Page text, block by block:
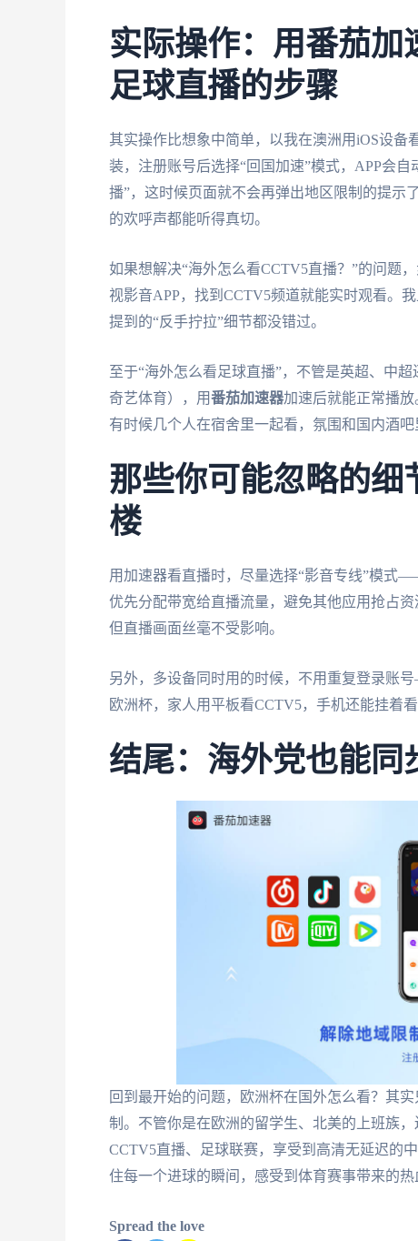
实际操作：用番茄加
足球直播的步骤
其实操作比想象中简单，以我在澳洲用iOS设备
装，注册账号后选择“回国加速”模式，APP会
播”，这时候页面就不会再弹出地区限制的提
的欢呼声都能听得真切。
如果想解决“海外怎么看CCTV5直播？”的问题
视影音APP，找到CCTV5频道就能实时观看。
提到的“反手拧拉”细节都没错过。
至于“海外怎么看足球直播”，不管是英超、中
奇艺体育），用番茄加速器加速后就能正常播放
有时候几个人在宿舍里一起看，氛围和国内酒吧
那些你可能忽略的细
楼
用加速器看直播时，尽量选择“影音专线”模式
优先分配带宽给直播流量，避免其他应用抢占
但直播画面丝毫不受影响。
另外，多设备同时用的时候，不用重复登录账
欧洲杯，家人用平板看CCTV5，手机还能挂着
结尾：海外党也能同
回到最开始的问题，欧洲杯在国外怎么看？其
制。不管你是在欧洲的留学生、北美的上班族
CCTV5直播、足球联赛，享受到高清无延迟的
住每一个进球的瞬间，感受到体育赛事带来的热
Spread the love